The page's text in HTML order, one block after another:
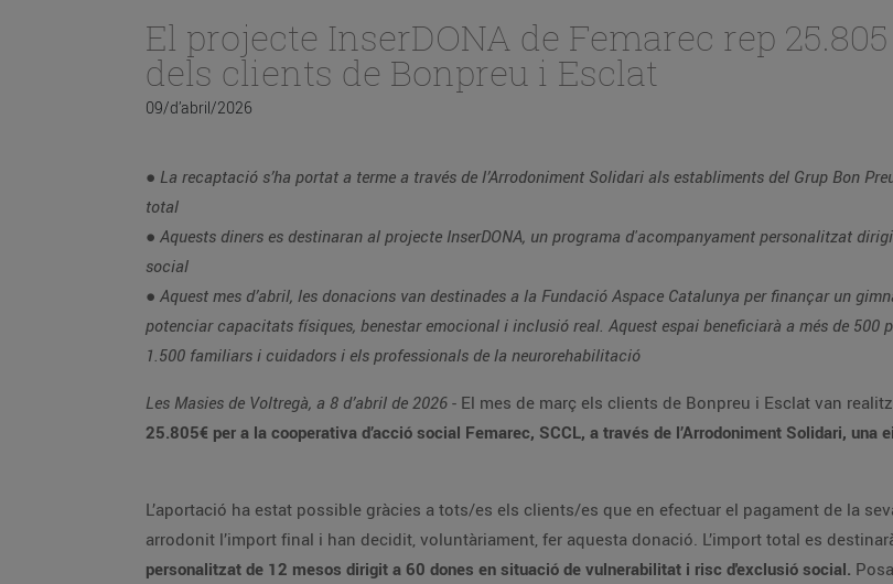
El projecte InserDONA de Femarec rep
dels clients de Bonpreu i Esclat
09/d’abril/2026
● La recaptació s’ha portat a terme a través de l’Arrodoniment Solidari als establiments del Grup Bon
total
● Aquests diners es destinaran al projecte InserDONA, un programa d'acompanyament personalitzat
social
● Aquest mes d’abril, les donacions van destinades a la Fundació Aspace Catalunya per finançar un
potenciar capacitats físiques, benestar emocional i inclusió real. Aquest espai beneficiarà a més de
1.500 familiars i cuidadors i els professionals de la neurorehabilitació
Les Masies de Voltregà, a 8 d’abril de 2026 - El mes de març els clients de Bonpreu i Esclat van
25.805€ per a la cooperativa d’acció social Femarec, SCCL, a través de l’Arrodoniment Solidari, una
L’aportació ha estat possible gràcies a tots/es els clients/es que en efectuar el pagament de la
arrodonit l’import final i han decidit, voluntàriament, fer aquesta donació. L’import total es
personalitzat de 12 mesos dirigit a 60 dones en situació de vulnerabilitat i risc d'exclusió social.